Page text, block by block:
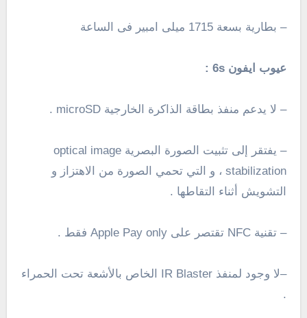
– بطارية بسعة 1715 ميلى امبير فى الساعة
عيوب ايفون 6s :
– لا يدعم منفذ بطاقة الذاكرة الخارجية microSD .
– يفتقر إلى تثبيت الصورة البصرية optical image
stabilization ، و التي تحمي الصورة من الاهتزاز و
التشويش أثناء التقاطها .
– تقنية NFC تقتصر على Apple Pay onlyفقط .
–لا وجود لمنفذ IR Blaster الخاص بالأشعة تحت الحمراء
.